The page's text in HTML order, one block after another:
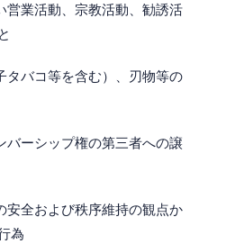
業活動、宗教活動、勧誘活
バコ等を含む）、刃物等の
ーシップ権の第三者への譲
全および秩序維持の観点か
為